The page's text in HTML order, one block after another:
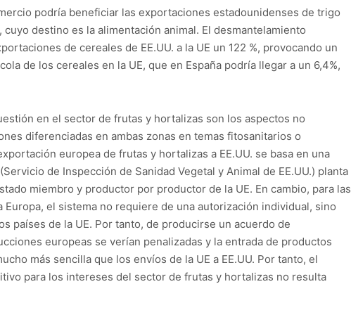
podría beneficiar las exportaciones estadounidenses de trigo
cuyo destino es la alimentación animal. El desmantelamiento
de cereales de EE.UU. a la UE un 122 %, provocando un
de los cereales en la UE, que en España podría llegar a un 6,4%,
en el sector de frutas y hortalizas son los aspectos no
diferenciadas en ambas zonas en temas fitosanitarios o
europea de frutas y hortalizas a EE.UU. se basa en una
de Inspección de Sanidad Vegetal y Animal de EE.UU.) planta
miembro y productor por productor de la UE. En cambio, para las
el sistema no requiere de una autorización individual, sino
países de la UE. Por tanto, de producirse un acuerdo de
europeas se verían penalizadas y la entrada de productos
más sencilla que los envíos de la UE a EE.UU. Por tanto, el
para los intereses del sector de frutas y hortalizas no resulta